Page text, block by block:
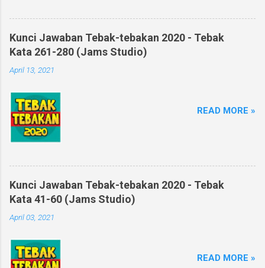
Kunci Jawaban Tebak-tebakan 2020 - Tebak
Kata 261-280 (Jams Studio)
April 13, 2021
READ MORE »
Kunci Jawaban Tebak-tebakan 2020 - Tebak
Kata 41-60 (Jams Studio)
April 03, 2021
READ MORE »